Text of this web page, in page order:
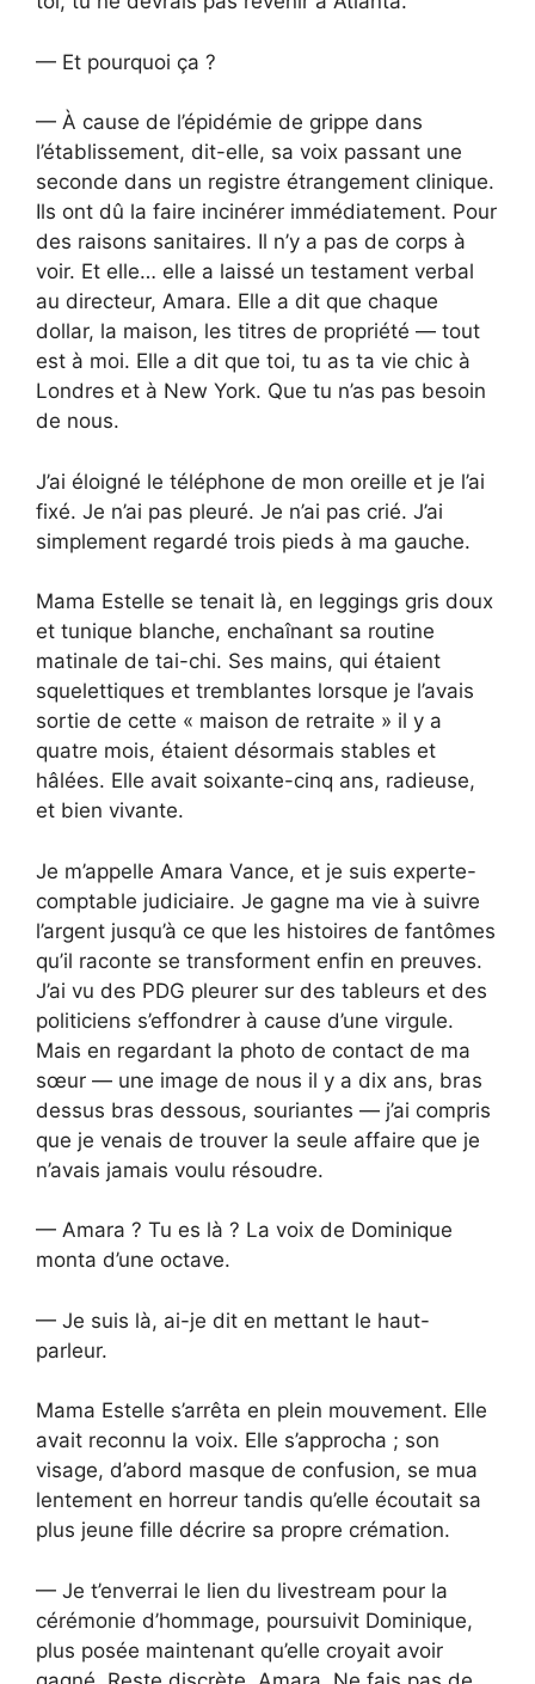
— Et pourquoi ça ?
— À cause de l’épidémie de grippe dans
l’établissement, dit-elle, sa voix passant une
seconde dans un registre étrangement clinique.
Ils ont dû la faire incinérer immédiatement. Pour
des raisons sanitaires. Il n’y a pas de corps à
voir. Et elle… elle a laissé un testament verbal
au directeur, Amara. Elle a dit que chaque
dollar, la maison, les titres de propriété — tout
est à moi. Elle a dit que toi, tu as ta vie chic à
Londres et à New York. Que tu n’as pas besoin
de nous.
J’ai éloigné le téléphone de mon oreille et je l’ai
fixé. Je n’ai pas pleuré. Je n’ai pas crié. J’ai
simplement regardé trois pieds à ma gauche.
Mama Estelle se tenait là, en leggings gris doux
et tunique blanche, enchaînant sa routine
matinale de tai-chi. Ses mains, qui étaient
squelettiques et tremblantes lorsque je l’avais
sortie de cette « maison de retraite » il y a
quatre mois, étaient désormais stables et
hâlées. Elle avait soixante-cinq ans, radieuse,
et bien vivante.
Je m’appelle Amara Vance, et je suis experte-
comptable judiciaire. Je gagne ma vie à suivre
l’argent jusqu’à ce que les histoires de fantômes
qu’il raconte se transforment enfin en preuves.
J’ai vu des PDG pleurer sur des tableurs et des
politiciens s’effondrer à cause d’une virgule.
Mais en regardant la photo de contact de ma
sœur — une image de nous il y a dix ans, bras
dessus bras dessous, souriantes — j’ai compris
que je venais de trouver la seule affaire que je
n’avais jamais voulu résoudre.
— Amara ? Tu es là ? La voix de Dominique
monta d’une octave.
— Je suis là, ai-je dit en mettant le haut-
parleur.
Mama Estelle s’arrêta en plein mouvement. Elle
avait reconnu la voix. Elle s’approcha ; son
visage, d’abord masque de confusion, se mua
lentement en horreur tandis qu’elle écoutait sa
plus jeune fille décrire sa propre crémation.
— Je t’enverrai le lien du livestream pour la
cérémonie d’hommage, poursuivit Dominique,
plus posée maintenant qu’elle croyait avoir